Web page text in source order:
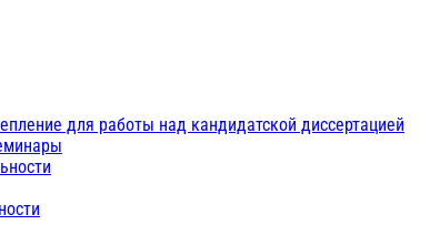
для работы над кандидатской диссертацией